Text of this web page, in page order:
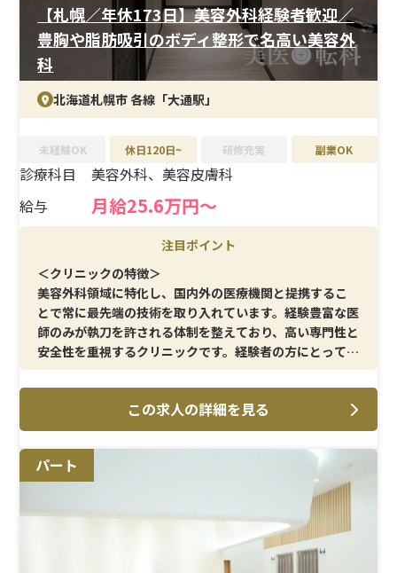
【札幌／年休173日】美容外科経験者歓迎／
豊胸や脂肪吸引のボディ整形で名高い美容外
科
北海道札幌市 各線「大通駅」
未経験OK 休日120日~ 研修充実 副業OK
診療科目
美容外科、美容皮膚科
給与
月給25.6万円〜
注目ポイント
＜クリニックの特徴＞
美容外科領域に特化し、国内外の医療機関と提携するこ
とで常に最先端の技術を取り入れています。経験豊富な医
師のみが執刀を許される体制を整えており、高い専門性と
安全性を重視するクリニックです。経験者の方にとって、
専門スキルをさらに磨きながら安心して働ける環境が整
っています。
＜メイン施術＞
外科系の美容施術を中心に、注射や点滴などの基本的な
処置まで幅広く担当していただきます。オペ室経験を活か
せるほか、美容外科ならではの治療介助にも携わること
ができ、キャリアを活かしたやりがいある業務に取り組め
この求人の詳細を見る
パート